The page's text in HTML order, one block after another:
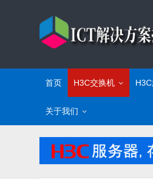
首页 H3C交换机
关于我们